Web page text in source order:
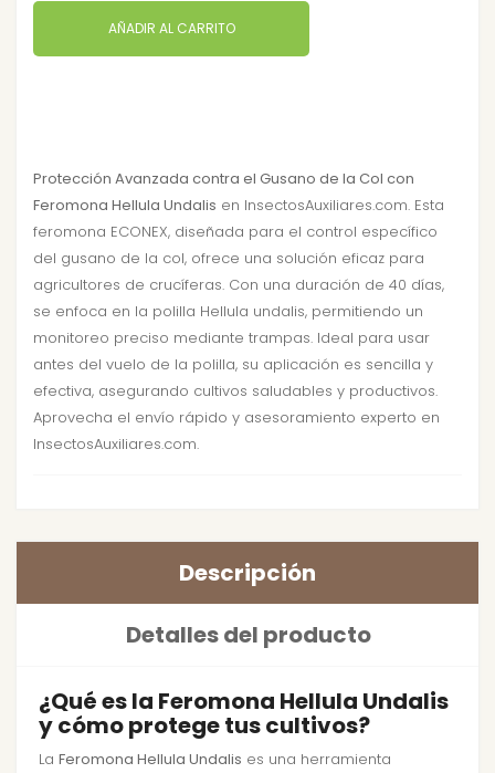
AÑADIR AL CARRITO
Protección Avanzada contra el Gusano de la Col con
Feromona Hellula Undalis en InsectosAuxiliares.com. Esta
feromona ECONEX, diseñada para el control específico
del gusano de la col, ofrece una solución eficaz para
agricultores de crucíferas. Con una duración de 40 días,
se enfoca en la polilla Hellula undalis, permitiendo un
monitoreo preciso mediante trampas. Ideal para usar
antes del vuelo de la polilla, su aplicación es sencilla y
efectiva, asegurando cultivos saludables y productivos.
Aprovecha el envío rápido y asesoramiento experto en
InsectosAuxiliares.com.
Descripción
Detalles del producto
¿Qué es la Feromona Hellula Undalis
y cómo protege tus cultivos?
La Feromona Hellula Undalis es una herramienta